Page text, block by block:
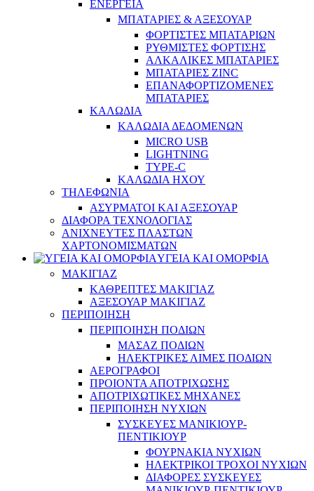
ΕΝΕΡΓΕΙΑ
ΜΠΑΤΑΡΙΕΣ & ΑΞΕΣΟΥΑΡ
ΦΟΡΤΙΣΤΕΣ ΜΠΑΤΑΡΙΩΝ
ΡΥΘΜΙΣΤΕΣ ΦΟΡΤΙΣΗΣ
ΑΛΚΑΛΙΚΕΣ ΜΠΑΤΑΡΙΕΣ
ΜΠΑΤΑΡΙΕΣ ZINC
ΕΠΑΝΑΦΟΡΤΙΖΟΜΕΝΕΣ
ΜΠΑΤΑΡΙΕΣ
ΚΑΛΩΔΙΑ
ΚΑΛΩΔΙΑ ΔΕΔΟΜΕΝΩΝ
MICRO USB
LIGHTNING
TYPE-C
ΚΑΛΩΔΙΑ ΗΧΟΥ
ΤΗΛΕΦΩΝΙΑ
ΑΣΥΡΜΑΤΟΙ ΚΑΙ ΑΞΕΣΟΥΑΡ
ΔΙΑΦΟΡΑ ΤΕΧΝΟΛΟΓΙΑΣ
ΑΝΙΧΝΕΥΤΕΣ ΠΛΑΣΤΩΝ
ΧΑΡΤΟΝΟΜΙΣΜΑΤΩΝ
ΥΓΕΙΑ ΚΑΙ ΟΜΟΡΦΙΑ
ΜΑΚΙΓΙΑΖ
ΚΑΘΡΕΠΤΕΣ ΜΑΚΙΓΙΑΖ
ΑΞΕΣΟΥΑΡ ΜΑΚΙΓΙΑΖ
ΠΕΡΙΠΟΙΗΣΗ
ΠΕΡΙΠΟΙΗΣΗ ΠΟΔΙΩΝ
ΜΑΣΑΖ ΠΟΔΙΩΝ
ΗΛΕΚΤΡΙΚΕΣ ΛΙΜΕΣ ΠΟΔΙΩΝ
ΑΕΡΟΓΡΑΦΟΙ
ΠΡΟΙΟΝΤΑ ΑΠΟΤΡΙΧΩΣΗΣ
ΑΠΟΤΡΙΧΩΤΙΚΕΣ ΜΗΧΑΝΕΣ
ΠΕΡΙΠΟΙΗΣΗ ΝΥΧΙΩΝ
ΣΥΣΚΕΥΕΣ ΜΑΝΙΚΙΟΥΡ-
ΠΕΝΤΙΚΙΟΥΡ
ΦΟΥΡΝΑΚΙΑ ΝΥΧΙΩΝ
ΗΛΕΚΤΡΙΚΟΙ ΤΡΟΧΟΙ ΝΥΧΙΩΝ
ΔΙΑΦΟΡΕΣ ΣΥΣΚΕΥΕΣ